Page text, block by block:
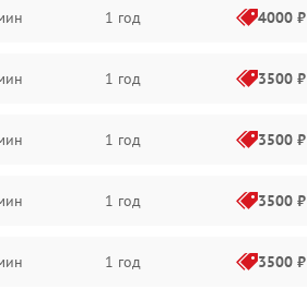
1 год 4000 ₽
1 год 3500 ₽
1 год 3500 ₽
1 год 3500 ₽
1 год 3500 ₽